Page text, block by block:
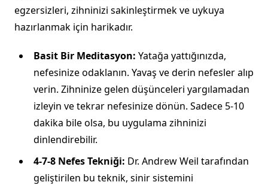
egzersizleri, zihninizi sakinleştirmek ve uykuya
hazırlanmak için harikadır.
Basit Bir Meditasyon: Yatağa yattığınızda,
nefesinize odaklanın. Yavaş ve derin nefesler alıp
verin. Zihninize gelen düşünceleri yargılamadan
izleyin ve tekrar nefesinize dönün. Sadece 5-10
dakika bile olsa, bu uygulama zihninizi
dinlendirebilir.
4-7-8 Nefes Tekniği: Dr. Andrew Weil tarafından
geliştirilen bu teknik, sinir sistemini